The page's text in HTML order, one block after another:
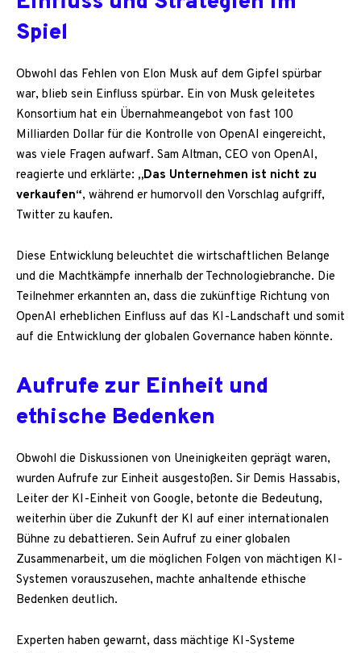
Spiel
Obwohl das Fehlen von Elon Musk auf dem Gipfel spürbar
war, blieb sein Einfluss spürbar. Ein von Musk geleitetes
Konsortium hat ein Übernahmeangebot von fast 100
Milliarden Dollar für die Kontrolle von OpenAI eingereicht,
was viele Fragen aufwarf. Sam Altman, CEO von OpenAI,
reagierte und erklärte: „Das Unternehmen ist nicht zu
verkaufen“, während er humorvoll den Vorschlag aufgriff,
Twitter zu kaufen.
Diese Entwicklung beleuchtet die wirtschaftlichen Belange
und die Machtkämpfe innerhalb der Technologiebranche. Die
Teilnehmer erkannten an, dass die zukünftige Richtung von
OpenAI erheblichen Einfluss auf das KI-Landschaft und somit
auf die Entwicklung der globalen Governance haben könnte.
Aufrufe zur Einheit und
ethische Bedenken
Obwohl die Diskussionen von Uneinigkeiten geprägt waren,
wurden Aufrufe zur Einheit ausgestoßen. Sir Demis Hassabis,
Leiter der KI-Einheit von Google, betonte die Bedeutung,
weiterhin über die Zukunft der KI auf einer internationalen
Bühne zu debattieren. Sein Aufruf zu einer globalen
Zusammenarbeit, um die möglichen Folgen von mächtigen KI-
Systemen vorauszusehen, machte anhaltende ethische
Bedenken deutlich.
Experten haben gewarnt, dass mächtige KI-Systeme